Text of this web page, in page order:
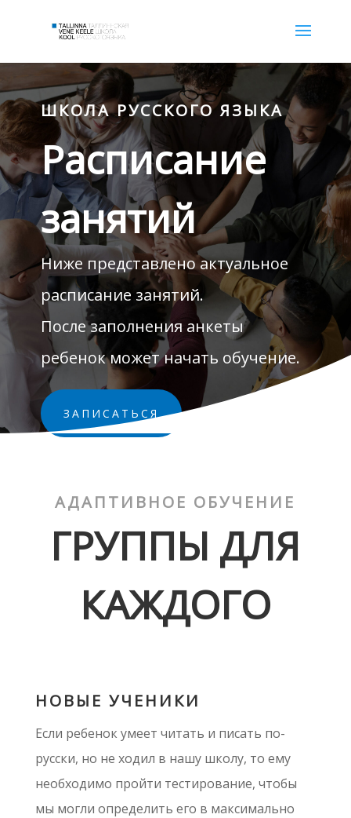
ШКОЛА РУССКОГО ЯЗЫКА
Расписание
занятий
Ниже представлено актуальное
расписание занятий.
После заполнения анкеты
ребенок может начать обучение.
ЗАПИСАТЬСЯ
АДАПТИВНОЕ ОБУЧЕНИЕ
ГРУППЫ ДЛЯ
КАЖДОГО
НОВЫЕ УЧЕНИКИ
Если ребенок умеет читать и писать по-
русски, но не ходил в нашу школу, то ему
необходимо пройти тестирование, чтобы
мы могли определить его в максимально